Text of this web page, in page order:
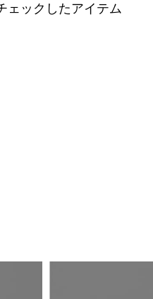
ェックしたアイテム